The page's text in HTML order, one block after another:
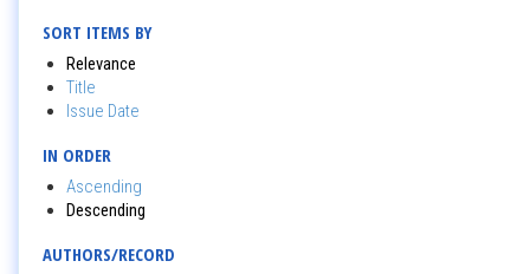
SORT ITEMS BY
Relevance
Title
Issue Date
IN ORDER
Ascending
Descending
AUTHORS/RECORD